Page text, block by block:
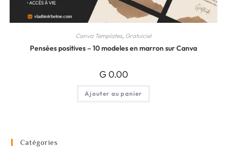
Canva Templates, Gratuiciel
Pensées positives – 10 modeles en marron sur Canva
G 0.00
Ajouter au panier
Catégories